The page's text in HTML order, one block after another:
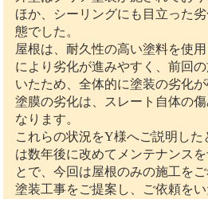
ほか、シーリングにも目立った
態でした。
屋根は、耐久性の高い塗料を使
により劣化が進みやすく、前回
いたため、全体的に塗装の劣化が
塗膜の劣化は、スレート自体の
なります。
これらの状況をY様へご説明した
は数年後に改めてメンテナンス
とで、今回は屋根のみの施工を
塗装工事をご提案し、ご依頼を